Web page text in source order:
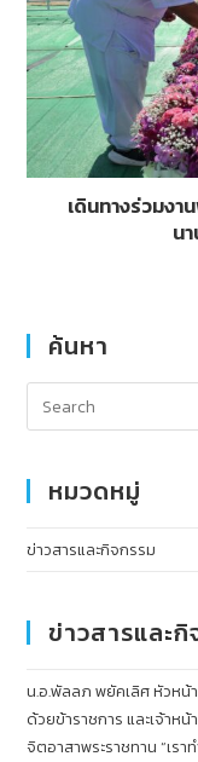
เดินทางร่วมงา
น
ค้นหา
หมวดหมู่
ข่าวสารและกิจกรรม
ข่าวสารและ
น.อ.พัลลภ พยัคเลิศ หัวหน้
ด้วยข้าราชการ และเจ้าห
จิตอาสาพระราชทาน “เรา